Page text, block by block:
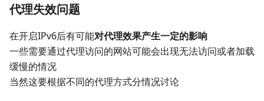
代理失效问题
在开启IPv6后有可能对代理效果产生一定的影响
一些需要通过代理访问的网站可能会出现无法访问或者加载
缓慢的情况
当然这要根据不同的代理方式分情况讨论